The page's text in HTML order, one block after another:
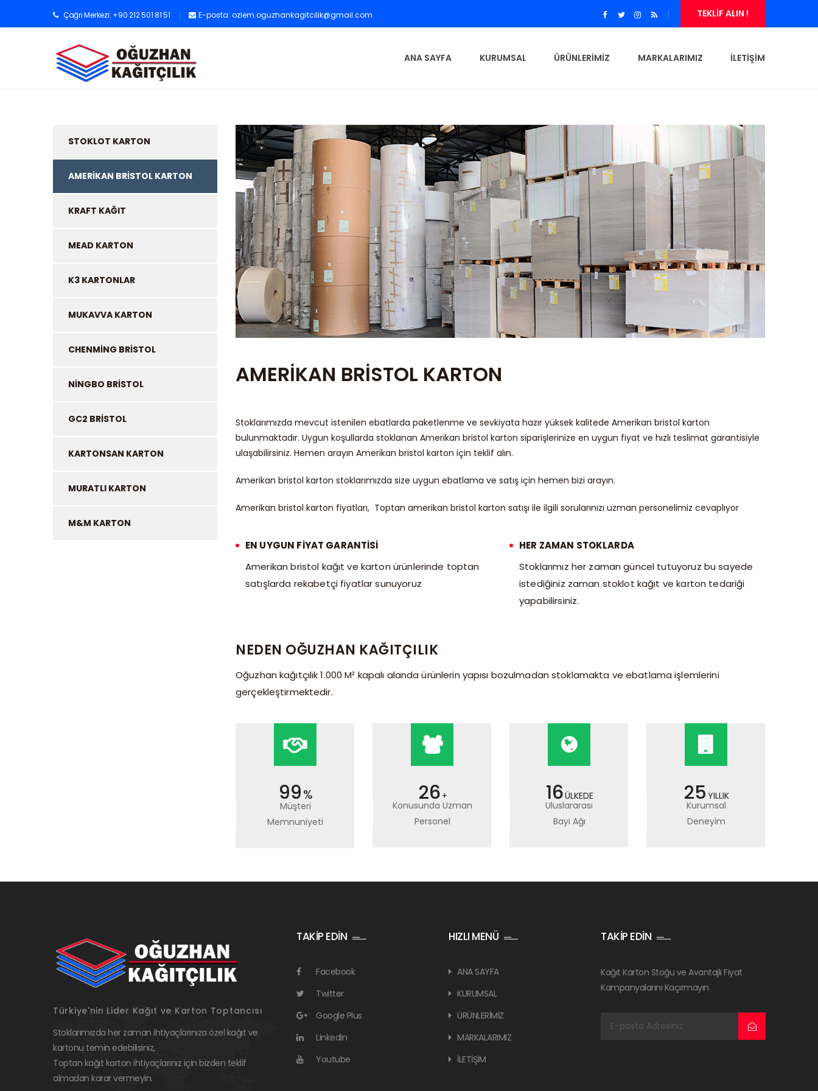
Çağrı Merkezi: +90 212 501 81 51 E-posta:ozlem.oguzhankagitcilik@gmail.com TEKLİF ALIN !
ANA SAYFA KURUMSAL ÜRÜNLERİMİZ MARKALARIMIZ İLETİŞİM
STOKLOT KARTON
AMERİKAN BRİSTOL KARTON
KRAFT KAĞIT
MEAD KARTON
K3 KARTONLAR
MUKAVVA KARTON
CHENMİNG BRİSTOL
NİNGBO BRİSTOL
GC2 BRİSTOL
KARTONSAN KARTON
MURATLI KARTON
M&M KARTON
AMERİKAN BRİSTOL KARTON
Stoklarımızda mevcut istenilen ebatlarda paketlenme ve sevkiyata hazır yüksek kalitede Amerikan bristol karton
bulunmaktadır. Uygun koşullarda stoklanan Amerikan bristol karton siparişlerinize en uygun fiyat ve hızlı teslimat garantisiyle
ulaşabilirsiniz. Hemen arayın Amerikan bristol karton için teklif alın.
Amerikan bristol karton stoklarımızda size uygun ebatlama ve satış için hemen bizi arayın.
Amerikan bristol karton fiyatları, Toptan amerikan bristol karton satışı ile ilgili sorularınızı uzman personelimiz cevaplıyor
EN UYGUN FİYAT GARANTİSİ
Amerikan bristol kağıt ve karton ürünlerinde toptan
satışlarda rekabetçi fiyatlar sunuyoruz
HER ZAMAN STOKLARDA
Stoklarımız her zaman güncel tutuyoruz bu sayede
istediğiniz zaman stoklot kağıt ve karton tedariği
yapabilirsiniz.
NEDEN OĞUZHAN KAĞITÇILIK
Oğuzhan kağıtçılık 1.000 M² kapalı alanda ürünlerin yapısı bozulmadan stoklamakta ve ebatlama işlemlerini
gerçekleştirmektedir.
99%
Müşteri
Memnuniyeti
26 +
Konusunda Uzman
Personel
16ÜLKEDE
Uluslararası
Bayi Ağı
25 YILLIK
Kurumsal
Deneyim
Türkiye'nin Lider Kağıt ve Karton Toptancısı
Stoklarımızda her zaman ihtiyaçlarınıza özel kağıt ve
kartonu temin edebilisiniz,
Toptan kağıt karton ihtiyaçlarınız için bizden teklif
almadan karar vermeyin.
TAKİP EDİN
Facebook
Twitter
Google Plus
LinkedIn
Youtube
HIZLI MENÜ
ANA SAYFA
KURUMSAL
ÜRÜNLERİMİZ
MARKALARIMIZ
İLETİŞİM
TAKİP EDİN
Kağıt Karton Stoğu ve Avantajlı Fiyat
Kampanyalarını Kaçırmayın.